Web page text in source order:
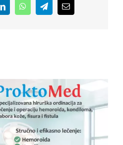
LinkedInWhatsAppTelegramEmail